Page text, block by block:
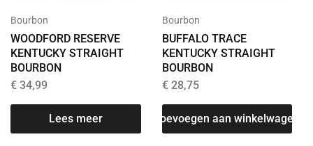
Bourbon
WOODFORD RESERVE
KENTUCKY STRAIGHT
BOURBON
€ 34,99
Lees meer
Bourbon
BUFFALO TRACE
KENTUCKY STRAIGHT
BOURBON
€28,75
Toevoegen aan winkelwagen